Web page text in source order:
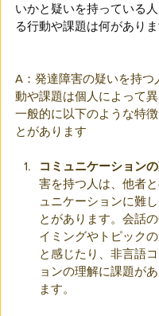
いかと疑いを持っている
る行動や課題は何がありま
A：発達障害の疑いを持つ
動や課題は個人によって異
一般的に以下のような特
とがあります
コミュニケーション
害を持つ人は、他者
ュニケーションに難
とがあります。会話
イミングやトピック
と感じたり、非言語
ョンの理解に課題が
ます。